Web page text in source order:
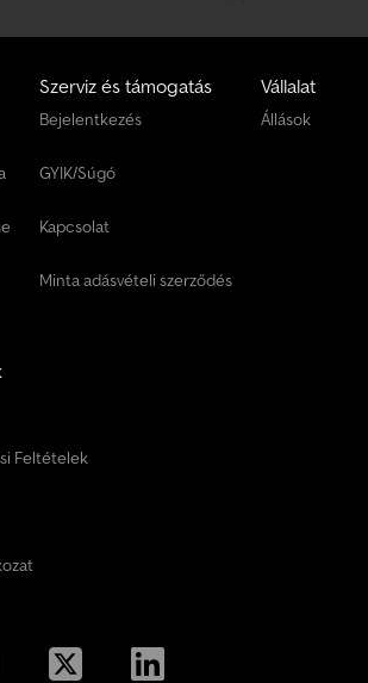
Szerviz és támogatás
Bejelentkezés
GYIK/Súgó
Kapcsolat
Minta adásvételi szerződés
Vállalat
Állások
Feltételek